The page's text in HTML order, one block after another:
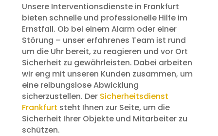
Unsere Interventionsdienste in Frankfurt
bieten schnelle und professionelle Hilfe im
Ernstfall. Ob bei einem Alarm oder einer
Störung – unser erfahrenes Team ist rund
um die Uhr bereit, zu reagieren und vor Ort
Sicherheit zu gewährleisten. Dabei arbeiten
wir eng mit unseren Kunden zusammen, um
eine reibungslose Abwicklung
sicherzustellen. Der Sicherheitsdienst
Frankfurt steht Ihnen zur Seite, um die
Sicherheit Ihrer Objekte und Mitarbeiter zu
schützen.